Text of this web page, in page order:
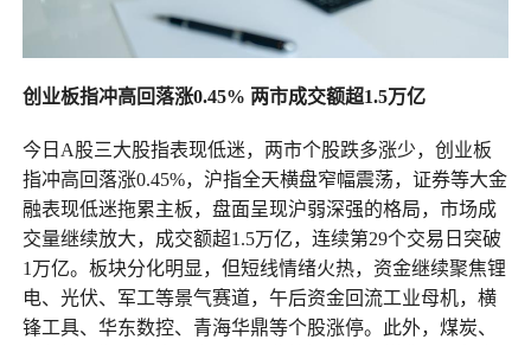
创业板指冲高回落涨0.45% 两市成交额超1.5万亿
今日A股三大股指表现低迷，两市个股跌多涨少，创业板
指冲高回落涨0.45%，沪指全天横盘窄幅震荡，证券等大金
融表现低迷拖累主板，盘面呈现沪弱深强的格局，市场成
交量继续放大，成交额超1.5万亿，连续第29个交易日突破
1万亿。板块分化明显，但短线情绪火热，资金继续聚焦锂
电、光伏、军工等景气赛道，午后资金回流工业母机，横
锋工具、华东数控、青海华鼎等个股涨停。此外，煤炭、